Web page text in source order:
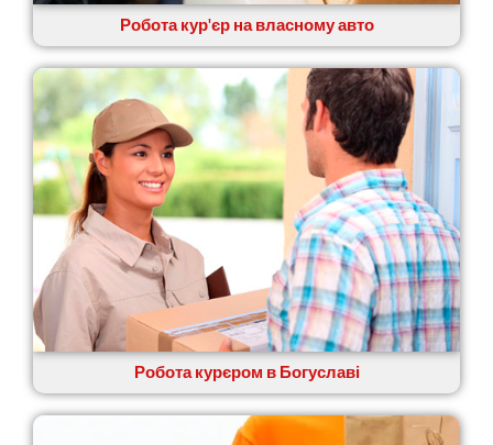
Петриків
Петропавлівська Борщагівка
Підгородне
Погреби
Покров
Полтава
Прилуки
Путивль
П’ятихатки
Роздільна
Рені
Решетилівка
Ромни
Рівне
Самбір
Щасливе
Робота кур'єр на власному авто
Робота курєром в Богуславі